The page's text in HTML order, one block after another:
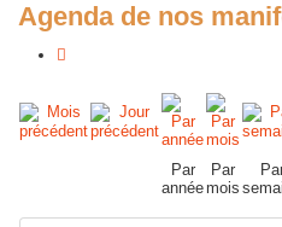
Agenda de nos
Par
année
Par
mois